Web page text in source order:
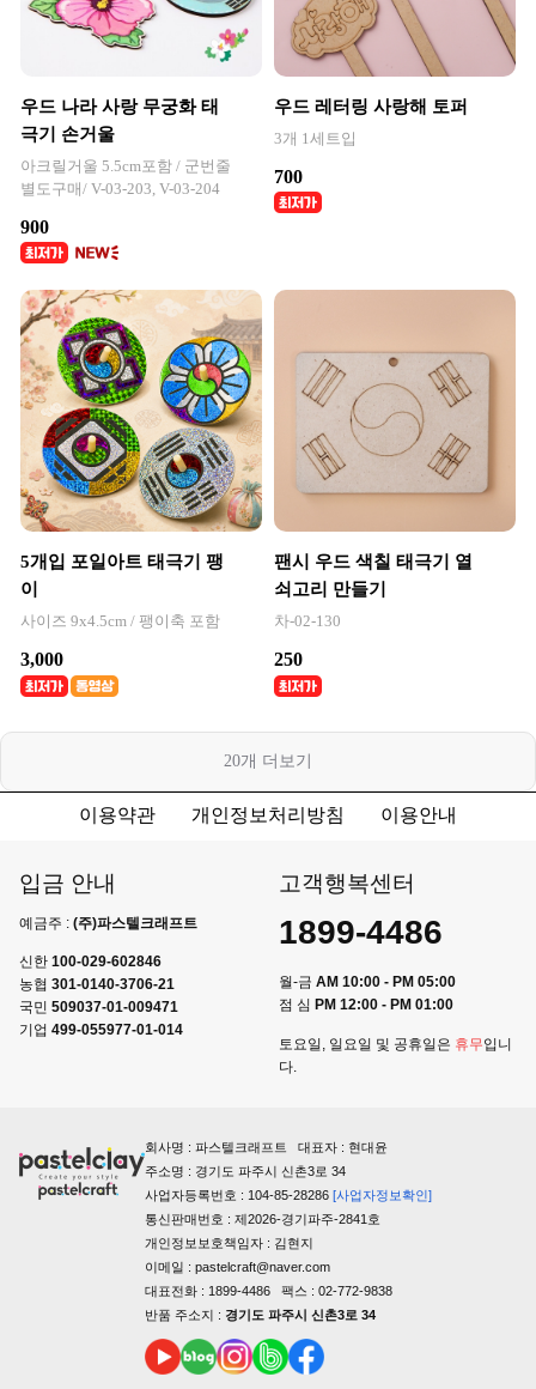
우드 나라 사랑 무궁화 태
극기 손거울
아크릴거울 5.5cm포함 / 군번줄
별도구매/ V-03-203, V-03-204
900
우드 레터링 사랑해 토퍼
3개 1세트입
700
5개입 포일아트 태극기 팽
이
사이즈 9x4.5cm / 팽이축 포함
3,000
팬시 우드 색칠 태극기 열
쇠고리 만들기
차-02-130
250
20개 더보기
이용약관 개인정보처리방침 이용안내
입금 안내
예금주 : (주)파스텔크래프트
신한 100-029-602846
농협 301-0140-3706-21
국민 509037-01-009471
기업 499-055977-01-014
고객행복센터
1899-4486
월-금 AM 10:00 - PM 05:00
점 심 PM 12:00 - PM 01:00
토요일, 일요일 및 공휴일은 휴무입니
다.
회사명 : 파스텔크래프트 대표자 : 현대윤
주소명 : 경기도 파주시 신촌3로 34
사업자등록번호 : 104-85-28286 [사업자정보확인]
통신판매번호 : 제2026-경기파주-2841호
개인정보보호책임자 : 김현지
이메일 : pastelcraft@naver.com
대표전화 : 1899-4486 팩스 : 02-772-9838
반품 주소지 : 경기도 파주시 신촌3로 34